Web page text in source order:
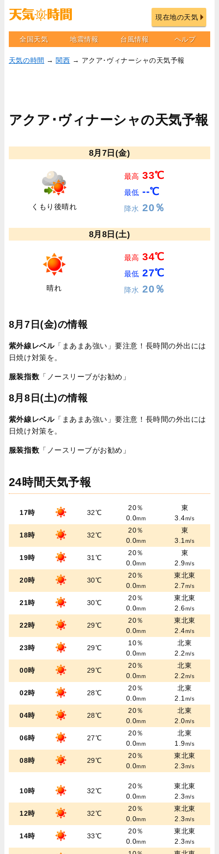
現在地の天気
全国天気 地震情報 台風情報 ヘルプ
天気の時間 → 関西 → アクア･ヴィナーシャの天気予報
アクア･ヴィナーシャの天気予報
8月7日(金)
くもり後晴れ
最高 33℃
最低 --℃
降水 20％
8月8日(土)
晴れ
最高 34℃
最低 27℃
降水 20％
8月7日(金)の情報
紫外線レベル「まあまあ強い」要注意！長時間の外出には
日焼け対策を。
服装指数 「ノースリーブがお勧め」
8月8日(土)の情報
紫外線レベル「まあまあ強い」要注意！長時間の外出には
日焼け対策を。
服装指数 「ノースリーブがお勧め」
24時間天気予報
17時 32℃
20％
0.0mm
東
3.4m/s
18時 32℃
20％
0.0mm
東
3.1m/s
19時 31℃
20％
0.0mm
東
2.9m/s
20時 30℃
20％
0.0mm
東北東
2.7m/s
21時 30℃
20％
0.0mm
東北東
2.6m/s
22時 29℃
20％
0.0mm
東北東
2.4m/s
23時 29℃
10％
0.0mm
北東
2.2m/s
00時 29℃
20％
0.0mm
北東
2.2m/s
02時 28℃
20％
0.0mm
北東
2.1m/s
04時 28℃
20％
0.0mm
北東
2.0m/s
06時 27℃
20％
0.0mm
北東
1.9m/s
08時 29℃
20％
0.0mm
東北東
2.3m/s
10時 32℃
20％
0.0mm
東北東
2.3m/s
12時 32℃
20％
0.0mm
東北東
2.3m/s
14時 33℃
20％
0.0mm
東北東
2.3m/s